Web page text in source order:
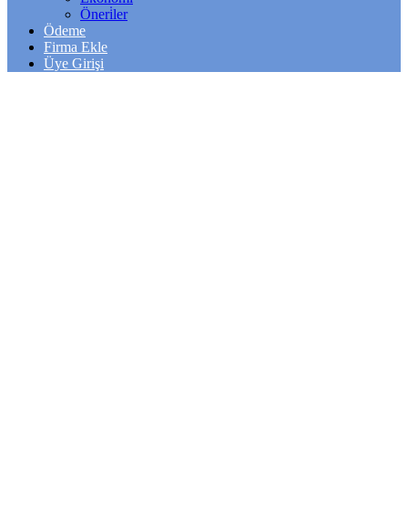
Öneri̇ler
Ödeme
Firma Ekle
Üye Girişi